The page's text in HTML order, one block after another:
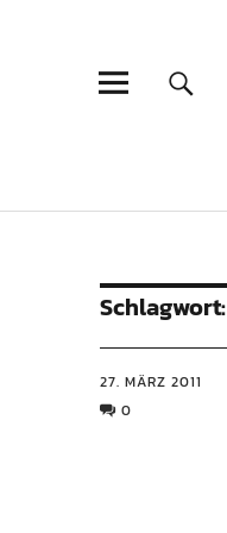
Schlagwort:
27. MÄRZ 2011
0